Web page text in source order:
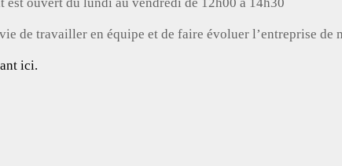
de travailler en équipe et de faire évoluer l’entreprise de
ici.